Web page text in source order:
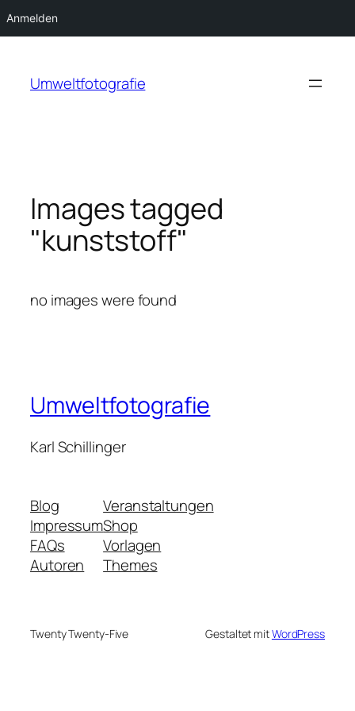
Anmelden
springen
Umweltfotografie
Images tagged
"kunststoff"
no images were found
Umweltfotografie
Karl Schillinger
Blog
Impressum
FAQs
Autoren
Veranstaltungen
Shop
Vorlagen
Themes
Twenty Twenty-Five Gestaltet mitWordPress